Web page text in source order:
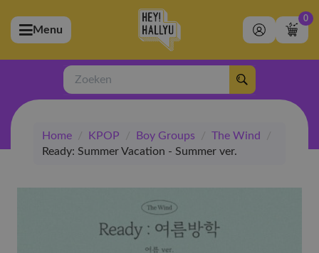
(Artiesten)
(Merchandise)
(Exclusive)
(Winkel)
Menu
0
Zoeken
Home / KPOP / Boy Groups / The Wind
/
Ready: Summer Vacation - Summer ver.